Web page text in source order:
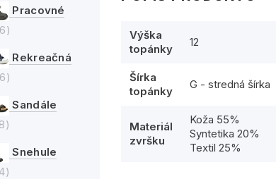
Pracovné
Rekreačná
Sandále
Snehule
Výška
topánky
12
Šírka
topánky
G - stredná šírka
Materiál
zvršku
Koža 55%
Syntetika 20%
Textil 25%